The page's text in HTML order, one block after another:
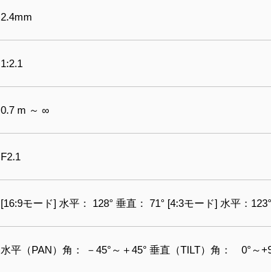
2.4mm
1:2.1
0.7 m ～ ∞
F2.1
[16:9モード] 水平： 128° 垂直： 71° [4:3モード] 水平：
水平（PAN）角： －45°～＋45° 垂直（TILT）角： 0°～